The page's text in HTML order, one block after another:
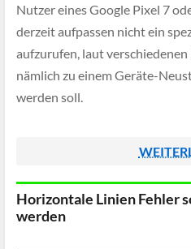
Nutzer eines Google Pixel 7
derzeit aufpassen nicht ein
aufzurufen, laut
nämlich zu einem Geräte-
werden soll.
Horizontale Linien Fehler
werden